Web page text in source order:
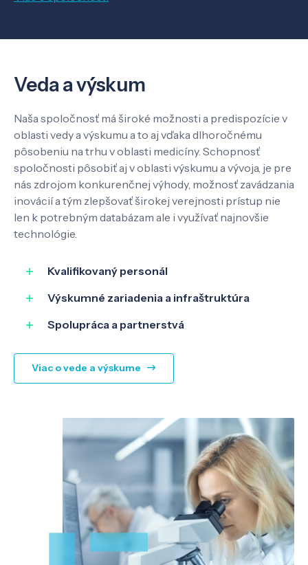
SK EN
Veda a výskum
Naša spoločnosť má široké možnosti a predispozície v
oblasti vedy a výskumu a to aj vďaka dlhoročnému
pôsobeniu na trhu v oblasti medicíny. Schopnosť
spoločnosti pôsobiť aj v oblasti výskumu a vývoja, je pre
nás zdrojom konkurenčnej výhody, možnosť zavádzania
inovácií a tým zlepšovať širokej verejnosti prístup nie
len k potrebným databázam ale i využívať najnovšie
technológie.
Kvalifikovaný personál
Výskumné zariadenia a infraštruktúra
Spolupráca a partnerstvá
Viac o vede a výskume